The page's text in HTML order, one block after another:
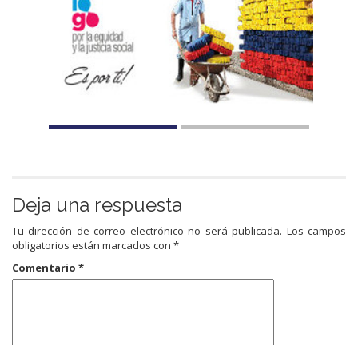
Deja una respuesta
Tu dirección de correo electrónico no será publicada. Los campos
obligatorios están marcados con *
Comentario *